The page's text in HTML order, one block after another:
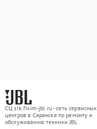
СЦ srk.fixim-jbl.ru - сеть сервисных
центров в Саранске по ремонту и
обслуживанию техники JBL